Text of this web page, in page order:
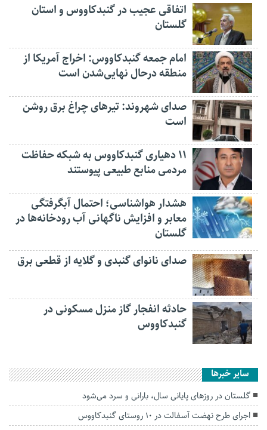
اتفاقی عجیب در‌ گنبدکاووس و استان
گلستان
امام جمعه گنبدکاووس: اخراج آمریکا از
منطقه درحال نهایی‌شدن است
صدای شهروند: تیرهای چراغ برق روشن
است
۱۱ دهیاری گنبدکاووس به شبکه حفاظت
مردمی منابع طبیعی پیوستند
هشدار هواشناسی؛ احتمال آبگرفتگی
معابر و افزایش ناگهانی آب رودخانه‌ها در
گلستان
صدای نانوای گنبدی و گلایه از قطعی برق
حادثه انفجار گاز منزل مسکونی در
گنبدکاووس
سایر خبرها
گلستان در روزهای پایانی سال، بارانی و سرد می‌شود
اجرای طرح نهضت آسفالت در ۱۰ روستای گنبدکاووس